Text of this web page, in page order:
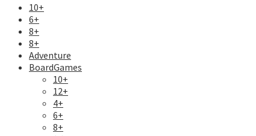
10+
6+
8+
8+
Adventure
BoardGames
10+
12+
4+
6+
8+